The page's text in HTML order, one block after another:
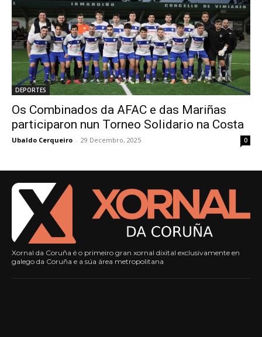
DEPORTES
Os Combinados da AFAC e das Mariñas
participaron nun Torneo Solidario na Costa
Ubaldo Cerqueiro - 29 Decembro, 2025 0
Xornal da Coruña é o primeiro gran xornal dixital exclusivamente en
galego da Coruña e a súa área metropolitana